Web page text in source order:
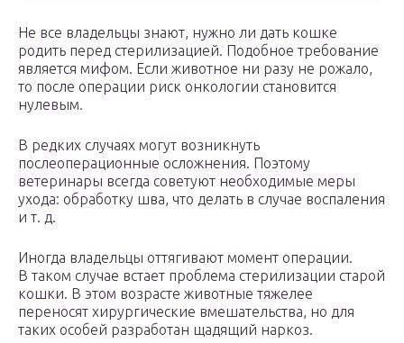
Не все владельцы знают, нужно ли дать кошке
родить перед стерилизацией. Подобное требование
является мифом. Если животное ни разу не рожало,
то после операции риск онкологии становится
нулевым.
В редких случаях могут возникнуть
послеоперационные осложнения. Поэтому
ветеринары всегда советуют необходимые меры
ухода: обработку шва, что делать в случае воспаления
и т. д.
Иногда владельцы оттягивают момент операции.
В таком случае встает проблема стерилизации старой
кошки. В этом возрасте животные тяжелее
переносят хирургические вмешательства, но для
таких особей разработан щадящий наркоз.